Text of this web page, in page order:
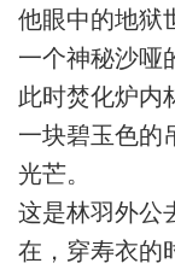
他眼中的地狱
一个神秘沙哑
此时焚化炉内
一块碧玉色的
光芒。
这是林羽外公
在，穿寿衣的